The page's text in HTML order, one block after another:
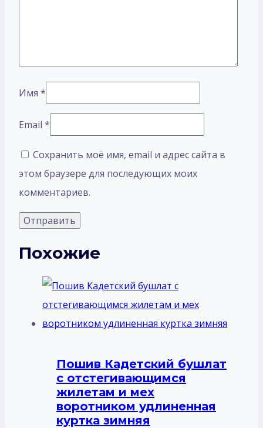
Имя *
Email *
Сохранить моё имя, email и адрес сайта в
этом браузере для последующих моих
комментариев.
Похожие
Пошив Кадетский бушлат
с отстегивающимся
жилетам и мех
воротником удлиненная
куртка зимняя